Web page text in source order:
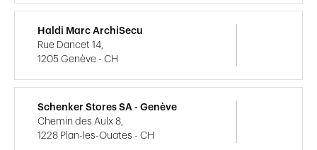
Haldi Marc ArchiSecu
Rue Dancet 14,
1205 Genève - CH
Schenker Stores SA - Genève
Chemin des Aulx 8,
1228 Plan-les-Ouates - CH